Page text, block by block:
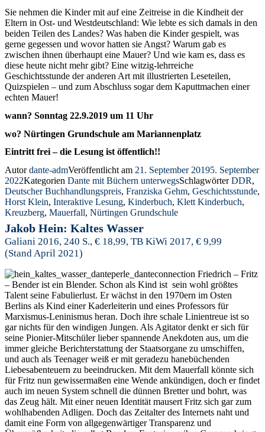
Sie nehmen die Kinder mit auf eine Zeitreise in die Kindheit der
Eltern in Ost- und Westdeutschland: Wie lebte es sich damals in den
beiden Teilen des Landes? Was haben die Kinder gespielt, was
gerne gegessen und wovor hatten sie Angst? Warum gab es
zwischen ihnen überhaupt eine Mauer? Und wie kam es, dass es
diese heute nicht mehr gibt? Eine witzig-lehrreiche
Geschichtsstunde der anderen Art mit illustrierten Leseteilen,
Quizspielen – und zum Abschluss sogar dem Kaputtmachen einer
echten Mauer!
wann? Sonntag 22.9.2019 um 11 Uhr
wo? Nürtingen Grundschule am Mariannenplatz
Eintritt frei – die Lesung ist öffentlich!!
Autordante-admVeröffentlicht am 21. September 20195. September
2022Kategorien Dante mit Büchern unterwegsSchlagwörterDDR,
Deutscher Buchhandlungspreis, Franziska Gehm, Geschichtsstunde,
Horst Klein, Interaktive Lesung, Kinderbuch, Klett Kinderbuch,
Kreuzberg, Mauerfall, Nürtingen Grundschule
Jakob Hein: Kaltes Wasser
Galiani 2016, 240 S., € 18,99, TB KiWi 2017, € 9,99
(Stand April 2021)
Friedrich – Fritz
– Bender ist ein Blender. Schon als Kind ist sein wohl größtes
Talent seine Fabulierlust. Er wächst in den 1970ern im Osten
Berlins als Kind einer Kaderleiterin und eines Professors für
Marxismus-Leninismus heran. Doch ihre schale Linientreue ist so
gar nichts für den windigen Jungen. Als Agitator denkt er sich für
seine Pionier-Mitschüler lieber spannende Anekdoten aus, um die
immer gleiche Berichterstattung der Staatsorgane zu umschiffen,
und auch als Teenager weiß er mit geradezu hanebüchenden
Liebesabenteuern zu beeindrucken. Mit dem Mauerfall könnte sich
für Fritz nun gewissermaßen eine Wende ankündigen, doch er findet
auch im neuen System schnell die dünnen Bretter und bohrt, was
das Zeug hält. Mit einer neuen Identität mausert Fritz sich gar zum
wohlhabenden Adligen. Doch das Zeitalter des Internets naht und
damit eine Form von allgegenwärtiger Transparenz und